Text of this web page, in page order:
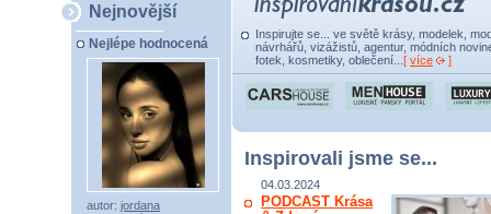
Nejnovější
Nejlépe hodnocená
autor: jordana
Inspirujte se... ve světě krásy, modelek,
návrhářů, vizážistů, agentur, módních
fotek, kosmetiky, oblečení... [ více ]
Inspirovali jsme se...
04.03.2024
PODCAST Krása